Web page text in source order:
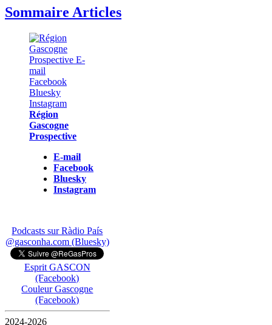
Sommaire Articles
Région
Gascogne
Prospective
E-mail
Facebook
Bluesky
Instagram
Podcasts sur Ràdio País
@gasconha.com (Bluesky)
Esprit GASCON
(Facebook)
Couleur Gascogne
(Facebook)
2024-2026